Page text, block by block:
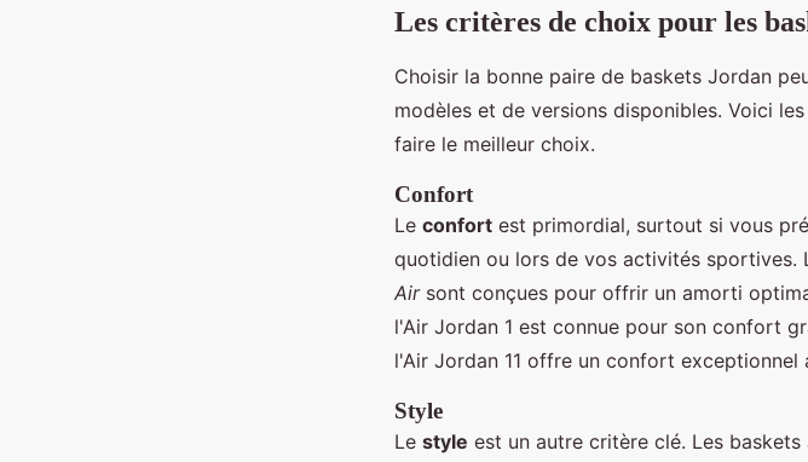
Les critères de choix pour les
Choisir la bonne paire de baskets Jordan
modèles et de versions disponibles. Voici
faire le meilleur choix.
Confort
Le confort est primordial, surtout si vous
quotidien ou lors de vos activités sportives.
Airsont conçues pour offrir un amorti
l'Air Jordan 1 est connue pour son confort
l'Air Jordan 11 offre un confort exceptionnel
Style
Le style est un autre critère clé. Les